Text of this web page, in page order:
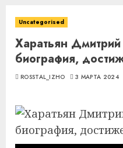
Uncategorised
Харатьян
биография,
ROSSTAL_IZHO 3 МАРТА 2024